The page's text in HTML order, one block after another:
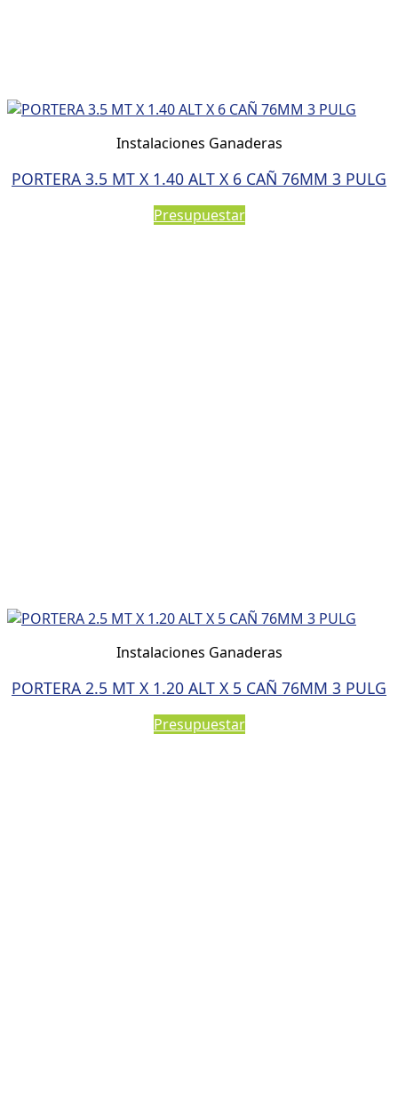
Instalaciones Ganaderas
PORTERA 3.5 MT X 1.40 ALT X 6 CAÑ 76MM 3 PULG
Presupuestar
Instalaciones Ganaderas
PORTERA 2.5 MT X 1.20 ALT X 5 CAÑ 76MM 3 PULG
Presupuestar